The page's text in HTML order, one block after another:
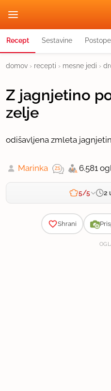
Recept Sestavine
domov › recepti › mesne jedi ›
Z jagnjetino
zelje
odišavljena zmleta
Marinka 6.581
5/5 2
Shrani